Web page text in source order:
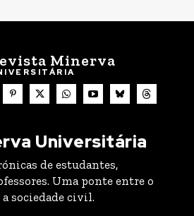
Minerva
Universitária
de estudantes,
Uma ponte entre o
sociedade civil.